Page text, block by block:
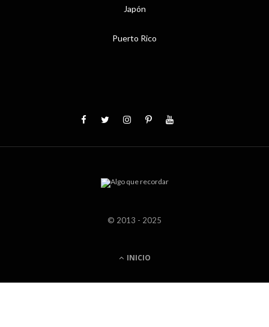
Japón
Puerto Rico
© 2013 - 2025
INICIO